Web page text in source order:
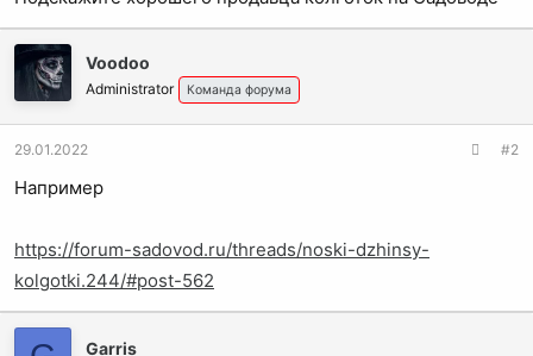
Voodoo
Administrator Команда форума
29.01.2022 #2
Например
https://forum-sadovod.ru/threads/noski-dzhinsy-
kolgotki.244/#post-562
Garris